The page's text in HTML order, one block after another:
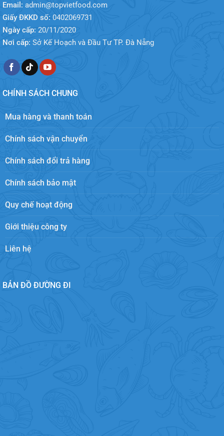
Email: admin@topvietfood.com
Giấy ĐKKD số: 0402069731
Ngày cấp: 20/11/2020
Nơi cấp: Sở Kế Hoạch và Đầu Tư TP. Đà Nẵng
CHÍNH SÁCH CHUNG
Mua hàng và thanh toán
Chính sách vận chuyển
Chính sách đổi trả hàng
Chính sách bảo mật
Quy chế hoạt động
Giới thiệu công ty
Liên hệ
BẢN ĐỒ ĐƯỜNG ĐI